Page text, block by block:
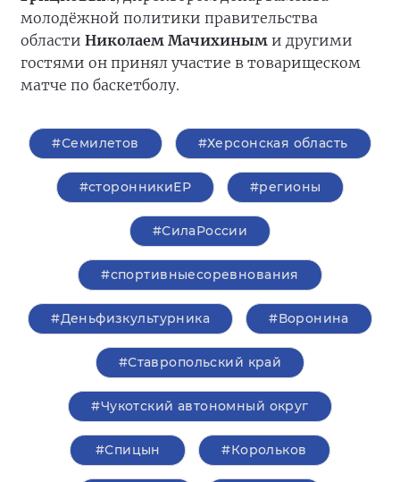
молодёжной политики правительства
области Николаем Мачихиным и другими
гостями он принял участие в товарищеском
матче по баскетболу.
#Семилетов #Херсонская область
#сторонникиЕР #регионы
#СилаРоссии
#спортивныесоревнования
#Деньфизкультурника #Воронина
#Ставропольский край
#Чукотский автономный округ
#Спицын #Корольков